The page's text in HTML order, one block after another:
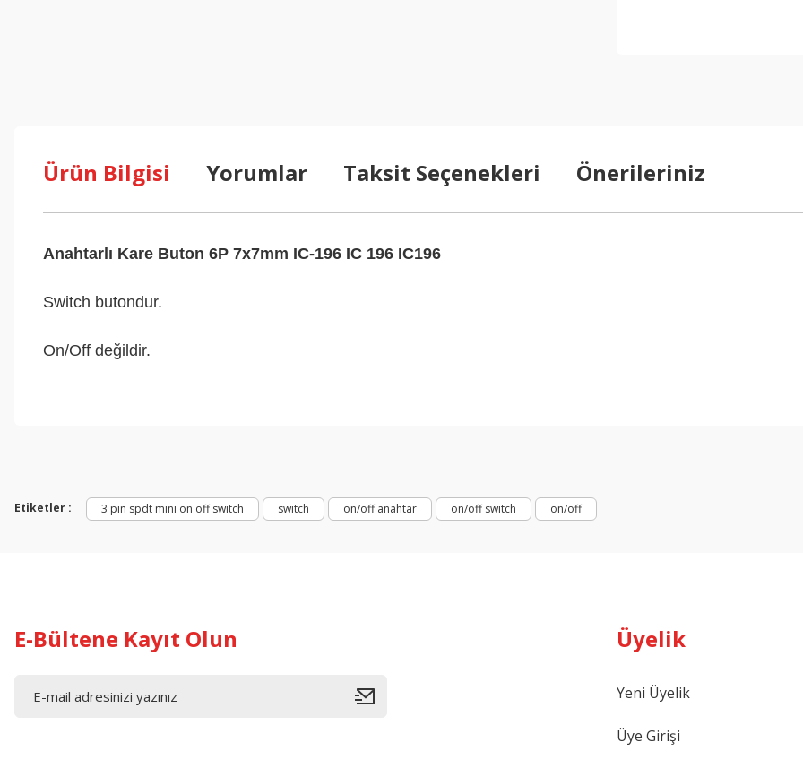
Ürün Bilgisi Yorumlar Taksit Seçenekleri Önerileriniz
Anahtarlı Kare Buton 6P 7x7mm IC-196 IC 196 IC196
Switch butondur.
On/Off değildir.
Yorum Yaz
Ürün açıklamasında eksik bilgiler bulunuyor.
Ürün bilgilerinde hatalar bulunuyor.
Gönder
Etiketler : 3 pin spdt mini on off switch switch on/off anahtar on/off switch on/off
E-Bültene Kayıt Olun Üyelik
Yeni Üyelik
Üye Girişi